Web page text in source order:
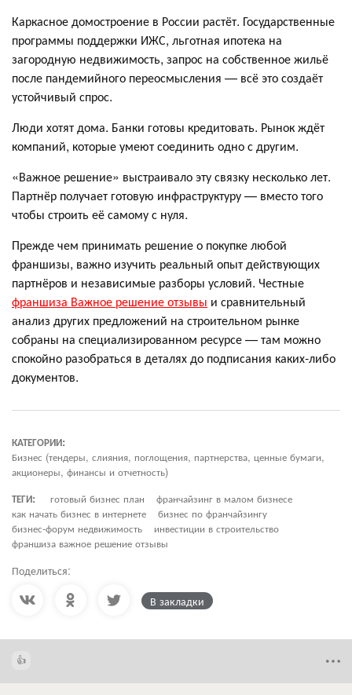
Каркасное домостроение в России растёт. Государственные
программы поддержки ИЖС, льготная ипотека на
загородную недвижимость, запрос на собственное жильё
после пандемийного переосмысления — всё это создаёт
устойчивый спрос.
Люди хотят дома. Банки готовы кредитовать. Рынок ждёт
компаний, которые умеют соединить одно с другим.
«Важное решение» выстраивало эту связку несколько лет.
Партнёр получает готовую инфраструктуру — вместо того
чтобы строить её самому с нуля.
Прежде чем принимать решение о покупке любой
франшизы, важно изучить реальный опыт действующих
партнёров и независимые разборы условий. Честные
франшиза Важное решение отзывы и сравнительный
анализ других предложений на строительном рынке
собраны на специализированном ресурсе — там можно
спокойно разобраться в деталях до подписания каких-либо
документов.
КАТЕГОРИИ:
Бизнес (тендеры, слияния, поглощения, партнерства, ценные бумаги,
акционеры, финансы и отчетность)
ТЕГИ:
готовый бизнес план
франчайзинг в малом бизнесе
как начать бизнес в интернете
бизнес по франчайзингу
бизнес-форум недвижимость
инвестиции в строительство
франшиза важное решение отзывы
Поделиться:
В закладки